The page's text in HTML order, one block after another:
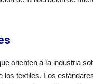
orienten a la industria
textiles. Los